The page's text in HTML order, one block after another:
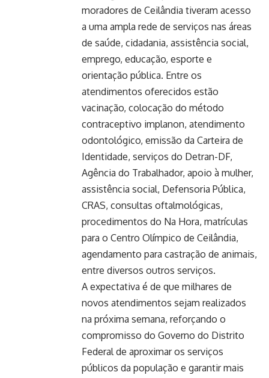
moradores de Ceilândia tiveram acesso
a uma ampla rede de serviços nas áreas
de saúde, cidadania, assistência social,
emprego, educação, esporte e
orientação pública. Entre os
atendimentos oferecidos estão
vacinação, colocação do método
contraceptivo implanon, atendimento
odontológico, emissão da Carteira de
Identidade, serviços do Detran-DF,
Agência do Trabalhador, apoio à mulher,
assistência social, Defensoria Pública,
CRAS, consultas oftalmológicas,
procedimentos do Na Hora, matrículas
para o Centro Olímpico de Ceilândia,
agendamento para castração de animais,
entre diversos outros serviços.
A expectativa é de que milhares de
novos atendimentos sejam realizados
na próxima semana, reforçando o
compromisso do Governo do Distrito
Federal de aproximar os serviços
públicos da população e garantir mais